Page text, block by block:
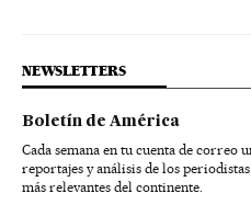
NEWSLETTERS
Boletín de América
Cada semana en tu cuenta de correo
reportajes y análisis de los
más relevantes del continente.